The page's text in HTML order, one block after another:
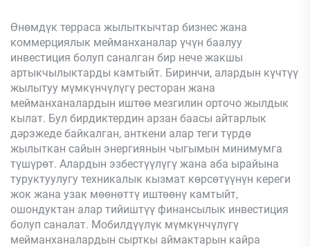
Өнөмдүк терраса жылыткычтар бизнес жана
коммерциялык мейманханалар үчүн баалуу
инвестиция болуп саналган бир нече жакшы
артыкчылыктарды камтыйт. Биринчи, алардын күчтүү
жылытуу мүмкүнчүлүгү ресторан жана
мейманханалардын иштөө мезгилин орточо жылдык
кылат. Бул бирдиктердин арзан баасы айтарлык
дәрэжеде байкалган, анткени алар теги түрдө
жылыткан сайын энергиянын чыгымын минимумга
түшүрөт. Алардын эзбестүүлүгү жана аба ырайына
туруктуулугу техникалык кызмат көрсөтүүнүн кереги
жок жана узак мөөнөттү иштөөнү камтыйт,
ошондуктан алар тийиштүү финансылык инвестиция
болуп саналат. Мобилдүүлүк мүмкүнчүлүгү
мейманханалардын сырткы аймактарын кайра